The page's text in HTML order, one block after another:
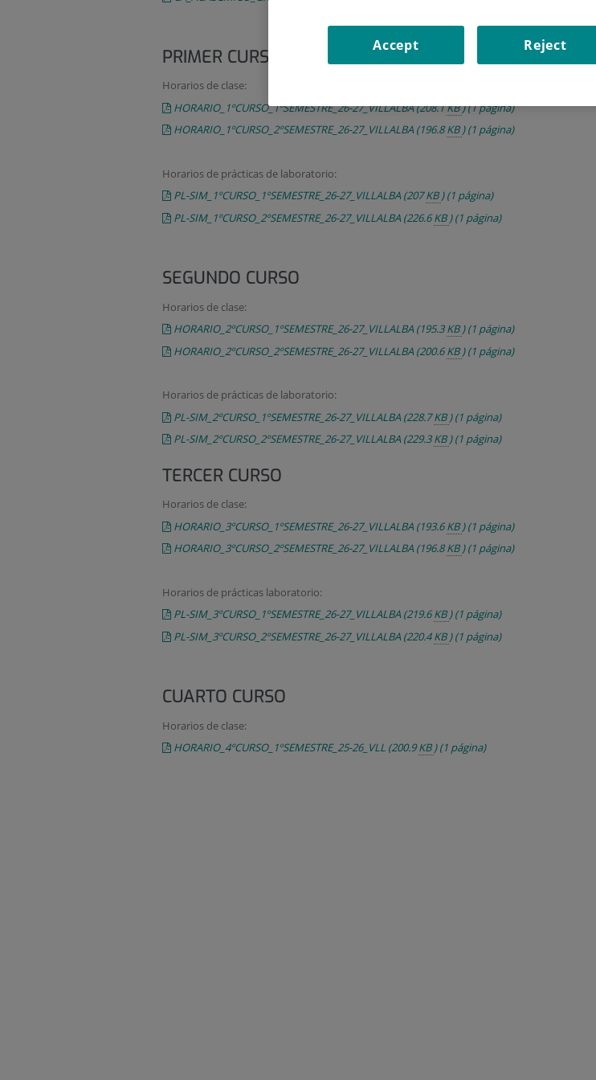
PRIMER CURSO
Horarios de clase:
HORARIO_1ºCURSO_1ºSEMESTRE_26-27_VILLALBA(208.1KB)(1 página)
HORARIO_1ºCURSO_2ºSEMESTRE_26-27_VILLALBA (196.8KB)(1 página)
Horarios de prácticas de laboratorio:
PL-SIM_1ºCURSO_1ºSEMESTRE_26-27_VILLALBA (207KB)(1 página)
PL-SIM_1ºCURSO_2ºSEMESTRE_26-27_VILLALBA (226.6KB)(1 página)
SEGUNDO CURSO
Horarios de clase:
HORARIO_2ºCURSO_1ºSEMESTRE_26-27_VILLALBA (195.3KB)(1 página)
HORARIO_2ºCURSO_2ºSEMESTRE_26-27_VILLALBA (200.6KB)(1 página)
Horarios de prácticas de laboratorio:
PL-SIM_2ºCURSO_1ºSEMESTRE_26-27_VILLALBA (228.7KB )(1 página)
PL-SIM_2ºCURSO_2ºSEMESTRE_26-27_VILLALBA (229.3KB)(1 página)
TERCER CURSO
Horarios de clase:
HORARIO_3ºCURSO_1ºSEMESTRE_26-27_VILLALBA (193.6KB)(1 página)
HORARIO_3ºCURSO_2ºSEMESTRE_26-27_VILLALBA (196.8KB)(1 página)
Horarios de prácticas laboratorio:
PL-SIM_3ºCURSO_1ºSEMESTRE_26-27_VILLALBA (219.6KB)(1 página)
PL-SIM_3ºCURSO_2ºSEMESTRE_26-27_VILLALBA (220.4KB)(1 página)
CUARTO CURSO
Horarios de clase:
HORARIO_4ºCURSO_1ºSEMESTRE_25-26_VLL (200.9KB)(1 página)
Reject
Accept